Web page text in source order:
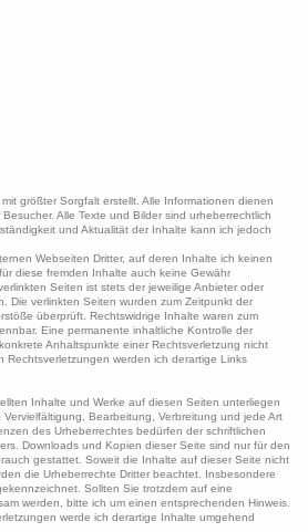
größter Sorgfalt erstellt. Alle Informationen dienen
Alle Texte und Bilder sind urheberrechtlich
und Aktualität der Inhalte kann ich jedoch
Webseiten Dritter, auf deren Inhalte ich keinen
diese fremden Inhalte auch keine Gewähr
Seiten ist stets der jeweilige Anbieter oder
Die verlinkten Seiten wurden zum Zeitpunkt der
überprüft. Rechtswidrige Inhalte waren zum
Eine permanente inhaltliche Kontrolle der
Anhaltspunkte einer Rechtsverletzung nicht
Rechtsverletzungen werden ich derartige Links
Inhalte und Werke auf diesen Seiten unterliegen
Bearbeitung, Verbreitung und jede Art
des Urheberrechtes bedürfen der schriftlichen
Downloads und Kopien dieser Seite sind nur für den
gestattet. Soweit die Inhalte auf dieser Seite nicht
die Urheberrechte Dritter beachtet. Insbesondere
Sollten Sie trotzdem auf eine
werden, bitte ich um einen entsprechenden Hinweis.
werde ich derartige Inhalte umgehend